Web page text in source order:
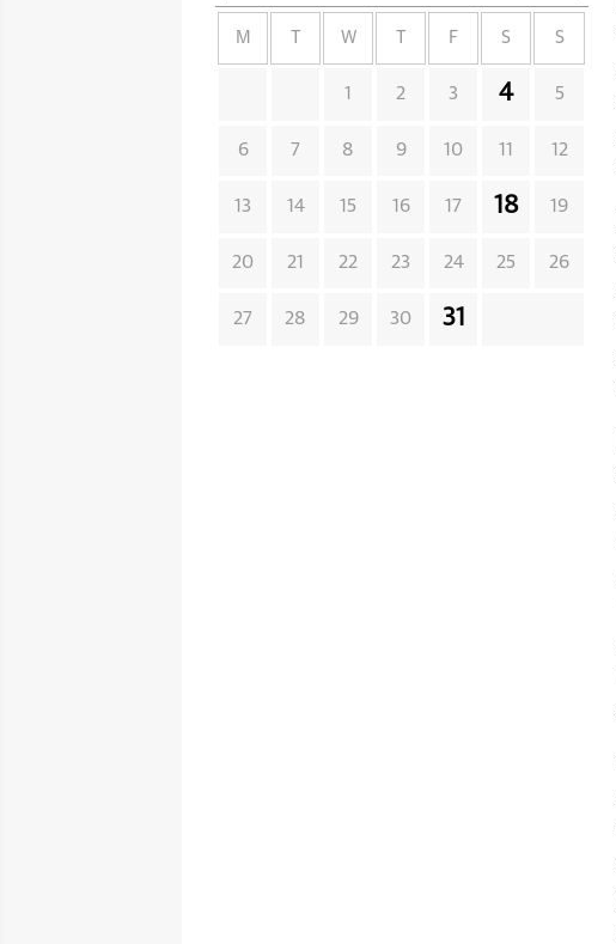
M W F S S
1 2 3 4 5
6 7 8 9 10 11 12
13 14 15 16 17 18 19
20 21 22 23 24 25 26
27 28 29 30 31